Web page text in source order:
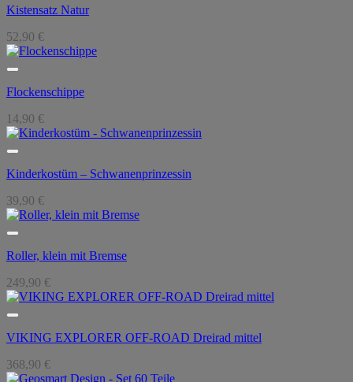
Kistensatz Natur
52,90 €
Flockenschippe
14,90 €
Kinderkostüm – Schwanenprinzessin
39,90 €
Roller, klein mit Bremse
249,90 €
VIKING EXPLORER OFF-ROAD Dreirad mittel
368,90 €